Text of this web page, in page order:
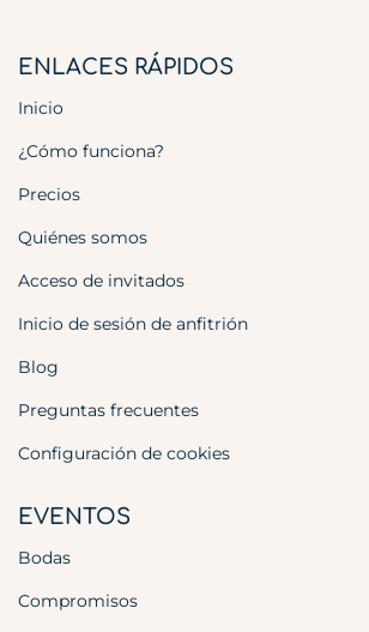
ENLACES RÁPIDOS
Inicio
¿Cómo funciona?
Precios
Quiénes somos
Acceso de invitados
Inicio de sesión de anfitrión
Blog
Preguntas frecuentes
Configuración de cookies
EVENTOS
Bodas
Compromisos